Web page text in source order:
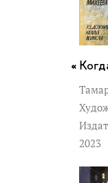
2023